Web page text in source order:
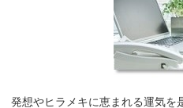
発想やヒラメキに恵まれる運気を